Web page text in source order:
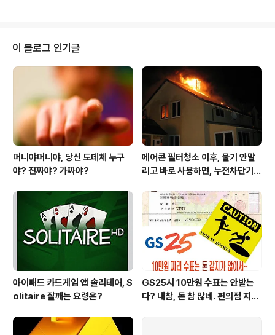
로 부터 출판 제의를 받았습니다. e비즈북스는, 프로블로
거라는 익히 알려진 책과 베스트 셀러인 10억짜리 홍보비
법을 출간한 짬밥있는 출판사이고, 도서출판 길벗은 무조
건 따라하기(무따기) 시리즈로 유명한, 왠만한 일반인도 잘
아는 큰 출판사입니다. 개인적으로는 무척이나 영광스러운
일이였지만, 이미 집필을 마무리..
이 블로그 인기글
머니야머니야, 당신 도데체 누구
야? 진짜야? 가짜야?
에어콘 필터청소 이후, 물기 안말
리고 바로 사용하면, 누전차단기
심!)
아이패드 카드게임 앱 솔리테어, S
olitaire 잘깨는 요령은?
GS25시 10만원 수표는 안받는
다? 내참, 돈 참 많네. 편의점 지에